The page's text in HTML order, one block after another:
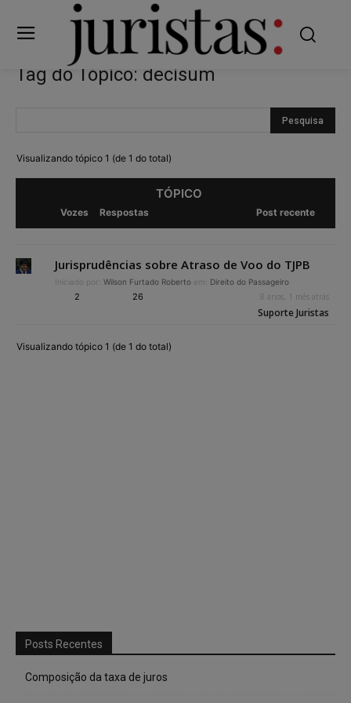
Tag do Tópico: decisum
Visualizando tópico 1 (de 1 do total)
TÓPICO
Vozes Respostas Post recente
Jurisprudências sobre Atraso de Voo do TJPB
Iniciado por: Wilson Furtado Roberto em: Direito do Passageiro
2 26 8 anos, 1 mês atrás
Suporte Juristas
Visualizando tópico 1 (de 1 do total)
Posts Recentes
Composição da taxa de juros